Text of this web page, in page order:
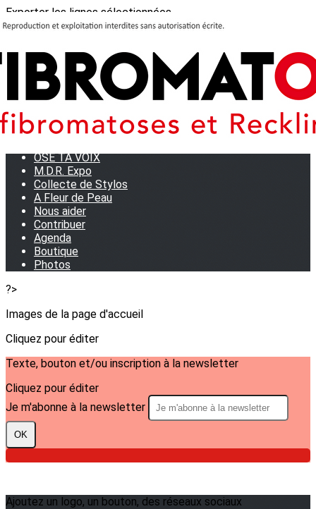
Exporter les lignes sélectionnées
Exporter toutes les colonnes
Journées Partage 2026 - La Rochelle
Les manifestations
OSE TA VOIX
M.D.R. Expo
Collecte de Stylos
A Fleur de Peau
Nous aider
Contribuer
Agenda
Boutique
Photos
?>
Images de la page d'accueil
Cliquez pour éditer
Texte, bouton et/ou inscription à la newsletter
Cliquez pour éditer
Je m'abonne à la newsletter
OK
Ajoutez un logo, un bouton, des réseaux sociaux